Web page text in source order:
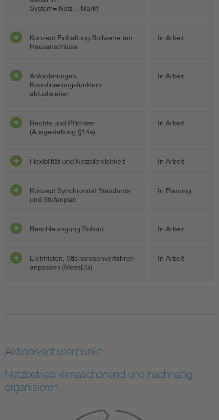
System= Netz + Markt
Konzept Einhaltung Sollwerte am
Hausanschluss
In Arbeit
Anforderungen
Koordinierungsfunktion
aktualisieren
In Arbeit
Rechte und Pflichten
(Ausgestaltung §14a)
In Arbeit
Flexibilität und Netzdienlichkeit In Arbeit
Konzept Synchronität Standards
und Stufenplan
In Planung
Beschleunigung Rollout In Arbeit
Eichfristen, Stichprobenverfahren
anpassen (MessEG)
In Arbeit
Aktionsschwerpunkt
Netzbetrieb klimaschonend und nachhaltig
organisieren